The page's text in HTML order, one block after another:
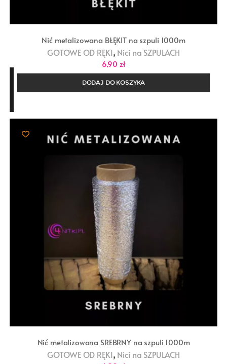
Nić metalizowana BŁĘKIT na szpuli 1000m
GOTOWE OD RĘKI, Nici na SZPULACH
6,90 zł
DODAJ DO KOSZYKA
Nić metalizowana SREBRNY na szpuli 1000m
GOTOWE OD RĘKI, Nici na SZPULACH